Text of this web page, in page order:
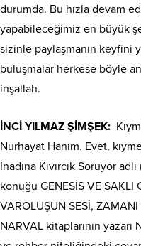
durumda. Bu hızla devam
yapabileceğimiz en büyük
sizinle paylaşmanın keyfini
buluşmalar herkese böyle
inşallah.
İNCİ YILMAZ ŞİMŞEK:
Nurhayat Hanım. Evet,
İnadına Kıvırcık Soruyor
konuğu GENESİS VE SAKLI
VAROLUŞUN SESİ,
NARVAL kitaplarının yazarı